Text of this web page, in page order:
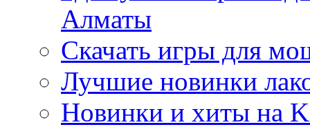
Алматы
Скачать игры для
Лучшие новинки
Новинки и хиты на